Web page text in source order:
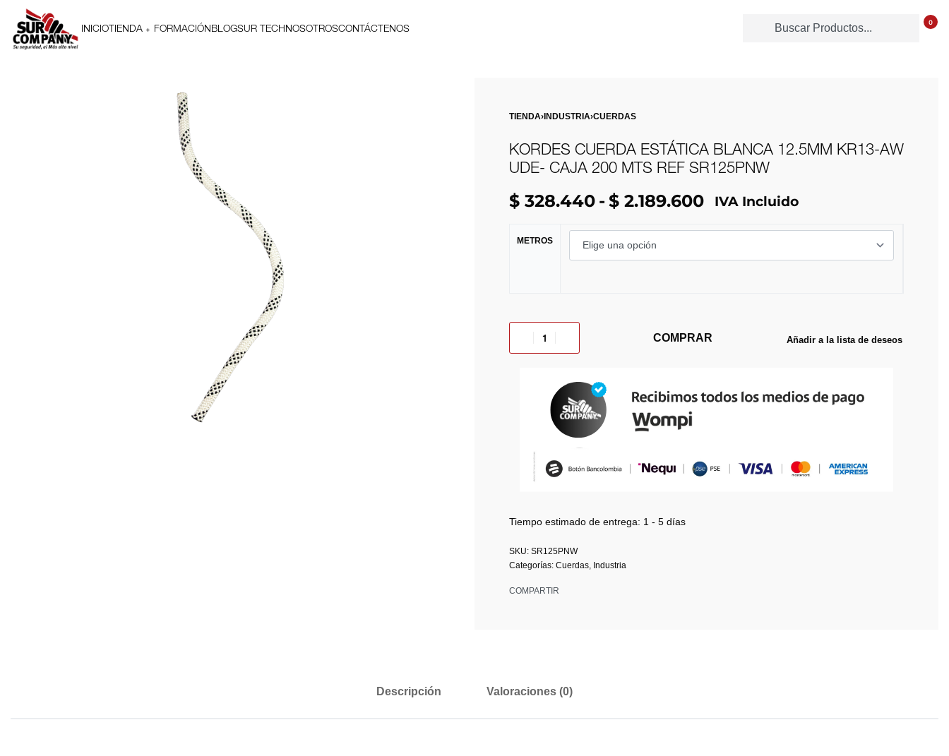
INICIO TIENDA FORMACIÓNBLOGSUR TECHNOSOTROSCONTÁCTENOS
0
TIENDA› INDUSTRIA›CUERDAS
KORDES CUERDA ESTÁTICA BLANCA 12.5MM KR13-AW
UDE- CAJA 200 MTS REF SR125PNW
$ 328.440 $2.189.600 IVA Incluido
METROS
COMPRAR Añadir a la lista de deseos
Tiempo estimado de entrega: 1 - 5 días
SR125PNW
Categorías: Cuerdas, Industria
COMPARTIR
Descripción Valoraciones (0)